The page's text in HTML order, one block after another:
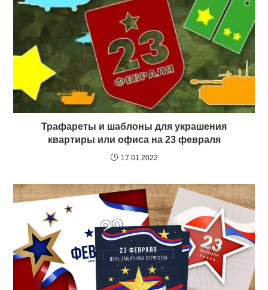
Трафареты и шаблоны для украшения
квартиры или офиса на 23 февраля
17.01.2022